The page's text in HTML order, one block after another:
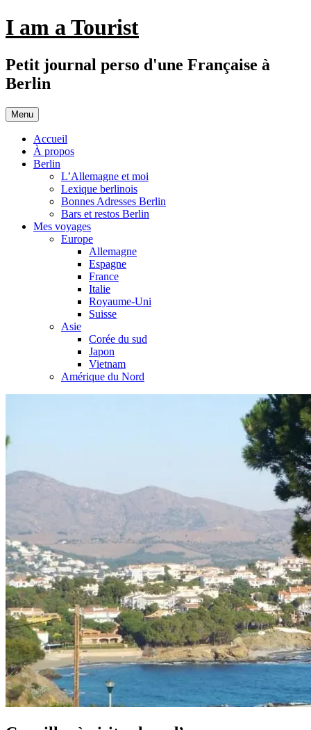
Aller
au
I am a Tourist
Petit journal perso d'une Française à
Berlin
Menu
Accueil
À propos
Berlin
L’Allemagne et moi
Lexique berlinois
Bonnes Adresses Berlin
Bars et restos Berlin
Mes voyages
Europe
Allemagne
Espagne
France
Italie
Royaume-Uni
Suisse
Asie
Corée du sud
Japon
Vietnam
Amérique du Nord